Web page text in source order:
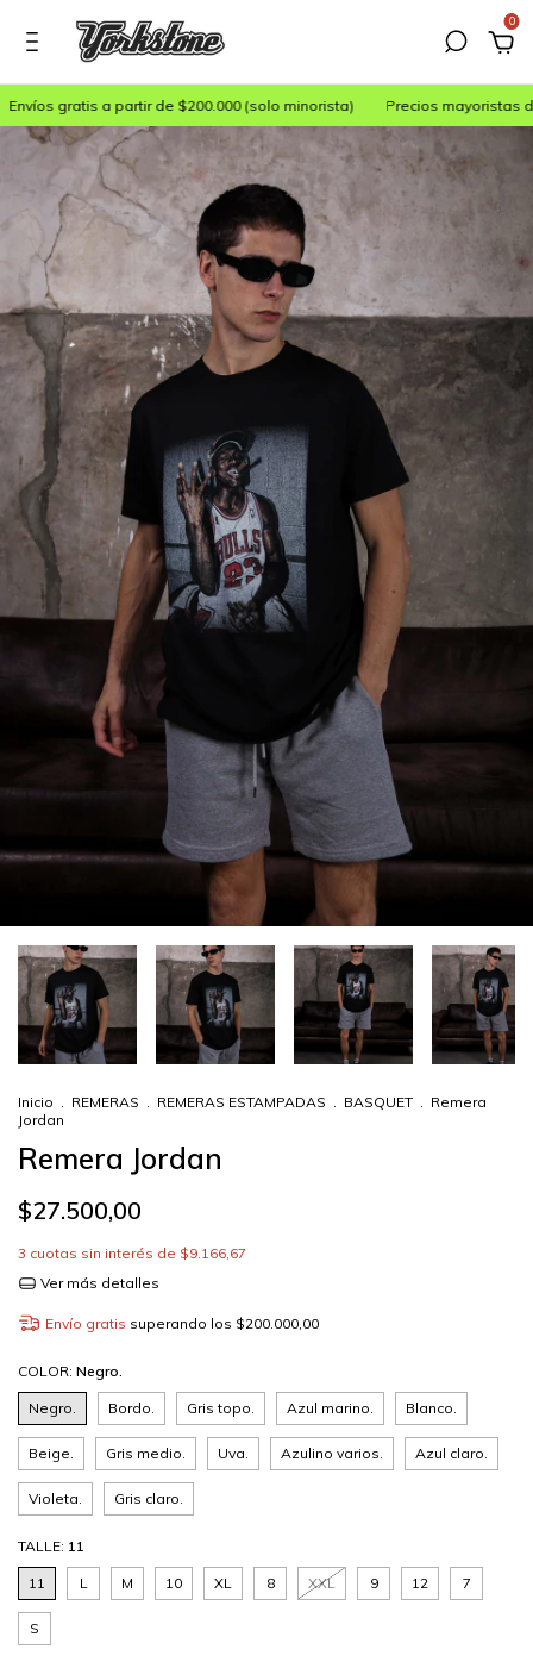
0
a partir de $200.000 (solo minorista) Precios mayoristas desde
Inicio . REMERAS . REMERAS ESTAMPADAS . BASQUET . Remera
Jordan
Remera Jordan
$27.500,00
3 cuotas sin interés de $9.166,67
Ver más detalles
Envío gratis superando los $200.000,00
COLOR: Negro.
Negro. Bordo. Gris topo. Azul marino. Blanco.
Beige. Gris medio. Uva. Azulino varios. Azul claro.
Violeta. Gris claro.
TALLE: 11
11 L M 10 XL 8 XXL 9 12 7
S